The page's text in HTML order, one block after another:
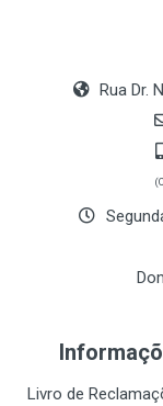
Rua Dr.
Livro de